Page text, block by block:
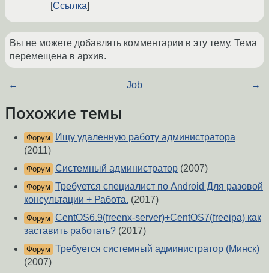
Ссылка
Вы не можете добавлять комментарии в эту тему. Тема
перемещена в архив.
← Job →
Похожие темы
Форум
Ищу удаленную работу администратора
(2011)
Форум Системный администратор (2007)
Форум Требуется специалист по Android Для разовой
консультации + Работа. (2017)
Форум CentOS6.9(freenx-server)+CentOS7(freeipa) как
заставить работать? (2017)
Форум Требуется системный администратор (Минск)
(2007)